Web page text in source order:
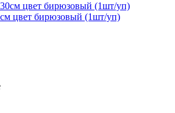
цвет бирюзовый (1шт/уп)